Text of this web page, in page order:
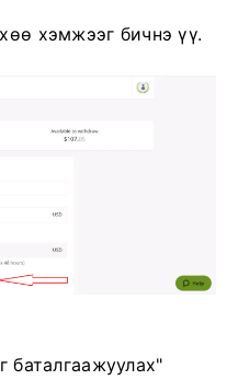
хэмжээг бичнэ үү.
баталгаажуулах"